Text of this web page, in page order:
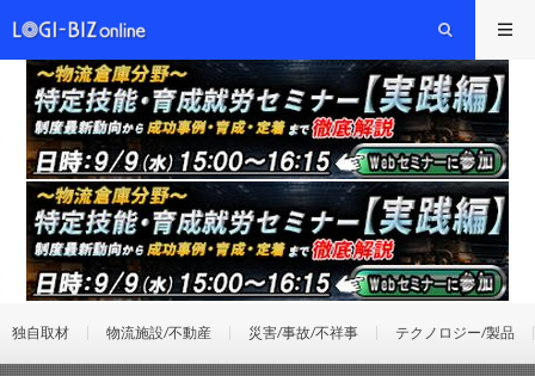
独自取材 物流施設/不動産 災害/事故/不祥事 テクノロジー/製品